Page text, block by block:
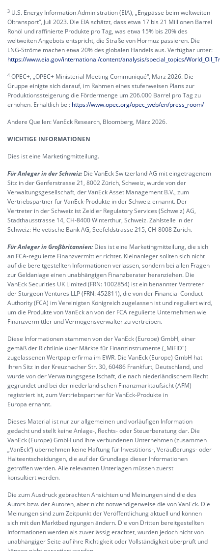
3 U.S. Energy Information Administration (EIA), „Engpässe beim weltweiten
Öltransport“, Juli 2023. Die EIA schätzt, dass etwa 17 bis 21 Millionen Barrel
Rohöl und raffinierte Produkte pro Tag, was etwa 15% bis 20% des
weltweiten Angebots entspricht, die Straße von Hormuz passieren. Die
LNG-Ströme machen etwa 20% des globalen Handels aus. Verfügbar unter:
https://www.eia.gov/international/content/analysis/special_topics/
4 OPEC+, „OPEC+ Ministerial Meeting Communiqué“, März 2026. Die
Gruppe einigte sich darauf, im Rahmen eines stufenweisen Plans zur
Produktionssteigerung die Fördermenge um 206.000 Barrel pro Tag zu
erhöhen. Erhältlich bei: https://www.opec.org/opec_web/en/press_room/
Andere Quellen: VanEck Research, Bloomberg, März 2026.
WICHTIGE INFORMATIONEN
Dies ist eine Marketingmitteilung.
Für Anleger in der Schweiz:Die VanEck Switzerland AG mit eingetragenem
Sitz in der Genferstrasse 21, 8002 Zürich, Schweiz, wurde von der
Verwaltungsgesellschaft, der VanEck Asset Management B.V., zum
Vertriebspartner für VanEck-Produkte in der Schweiz ernannt. Der
Vertreter in der Schweiz ist Zeidler Regulatory Services (Schweiz) AG,
Stadthausstrasse 14, CH-8400 Winterthur, Schweiz. Zahlstelle in der
Schweiz: Helvetische Bank AG, Seefeldstrasse 215, CH-8008 Zürich.
Für Anleger in Großbritannien:Dies ist eine Marketingmitteilung, die sich
an FCA-regulierte Finanzvermittler richtet. Kleinanleger sollten sich nicht
auf die bereitgestellten Informationen verlassen, sondern bei allen Fragen
zur Geldanlage einen unabhängigen Finanzberater heranziehen. Die
VanEck Securities UK Limited (FRN: 1002854) ist ein benannter Vertreter
der Sturgeon Ventures LLP (FRN: 452811), die von der Financial Conduct
Authority (FCA) im Vereinigten Königreich zugelassen ist und reguliert wird,
um die Produkte von VanEck an von der FCA regulierte Unternehmen wie
Finanzvermittler und Vermögensverwalter zu vertreiben.
Diese Informationen stammen von der VanEck (Europe) GmbH, einer
gemäß der Richtlinie über Märkte für Finanzinstrumente („MiFID")
zugelassenen Wertpapierfirma im EWR. Die VanEck (Europe) GmbH hat
ihren Sitz in der Kreuznacher Str. 30, 60486 Frankfurt, Deutschland, und
wurde von der Verwaltungsgesellschaft, die nach niederländischem Recht
gegründet und bei der niederländischen Finanzmarktaufsicht (AFM)
registriert ist, zum Vertriebspartner für VanEck-Produkte in
Europa ernannt.
Dieses Material ist nur zur allgemeinen und vorläufigen Information
gedacht und stellt keine Anlage-, Rechts- oder Steuerberatung dar. Die
VanEck (Europe) GmbH und ihre verbundenen Unternehmen (zusammen
„VanEck“) übernehmen keine Haftung für Investitions-, Veräußerungs- oder
Halteentscheidungen, die auf der Grundlage dieser Informationen
getroffen werden. Alle relevanten Unterlagen müssen zuerst
konsultiert werden.
Die zum Ausdruck gebrachten Ansichten und Meinungen sind die des
Autors bzw. der Autoren, aber nicht notwendigerweise die von VanEck. Die
Meinungen sind zum Zeitpunkt der Veröffentlichung aktuell und können
sich mit den Marktbedingungen ändern. Die von Dritten bereitgestellten
Informationen werden als zuverlässig erachtet, wurden jedoch nicht von
unabhängiger Seite auf ihre Richtigkeit oder Vollständigkeit überprüft und